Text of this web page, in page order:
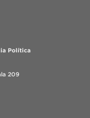
Política
209